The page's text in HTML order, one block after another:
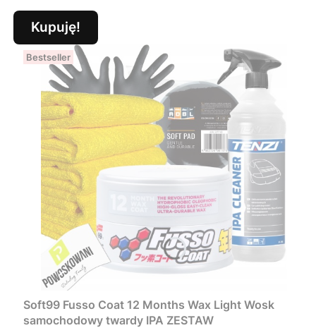
Kupuję!
Bestseller
Soft99 Fusso Coat 12 Months Wax Light Wosk
samochodowy twardy IPA ZESTAW